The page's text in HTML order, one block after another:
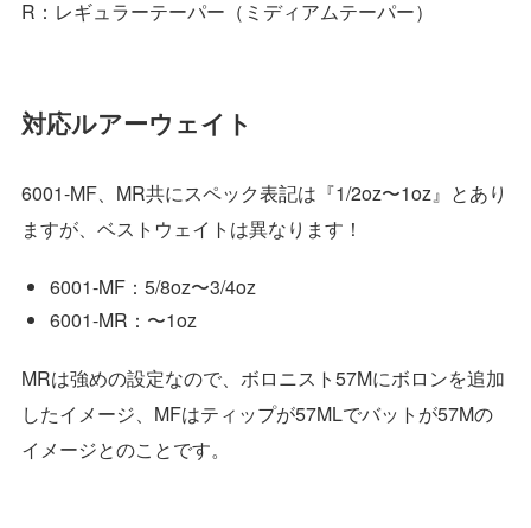
R：レギュラーテーパー（ミディアムテーパー）
対応ルアーウェイト
6001-MF、MR共にスペック表記は『1/2oz〜1oz』とあり
ますが、ベストウェイトは異なります！
6001-MF：5/8oz〜3/4oz
6001-MR：〜1oz
MRは強めの設定なので、ボロニスト57Mにボロンを追加
したイメージ、MFはティップが57MLでバットが57Mの
イメージとのことです。